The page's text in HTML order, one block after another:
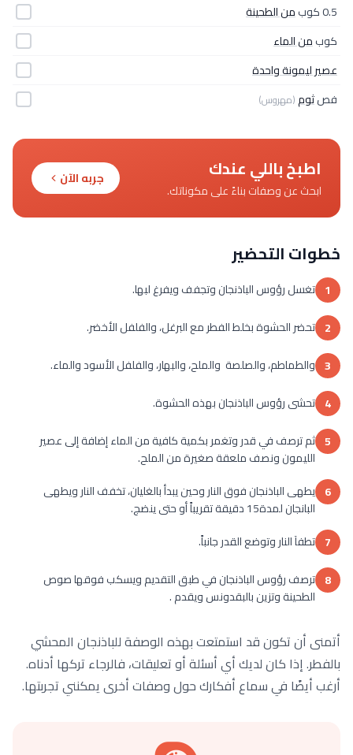
0.5 كوب
من الطحينة
كوبمن الماء
عصير ليمونة واحدة
فصثوم(مهروس)
اطبخ باللي عندك
ابحث عن وصفات بناءً على مكوناتك.
جربه الآن
خطوات التحضير
1 تغسل رؤوس الباذنجان وتجفف ويفرغ لبها.
2 تحضر الحشوة بخلط الفطر مع البرغل، والفلفل الأخضر.
3 والطماطم، والصلصة والملح، والبهار، والفلفل الأسود والماء.
4 تحشى رؤوس الباذنجان بهذه الحشوة.
5 ثم ترصف في قدر وتغمر بكمية كافية من الماء إضافة إلى عصير
الليمون ونصف ملعقة صغيرة من الملح.
6 يطهى الباذنجان فوق النار وحين يبدأ بالغليان، تخفف النار ويطهى
البانجان لمدة15 دقيقة تقريباً أو حتى ينضج.
7 تطفآ النار وتوضع القدر جانباً.
8 ترصف رؤوس الباذنجان في طبق التقديم ويسكب فوقها صوص
الطحينة وتزين بالبقدونس ويقدم .
أتمنى أن تكون قد استمتعت بهذه الوصفة للباذنجان المحشي
بالفطر. إذا كان لديك أي أسئلة أو تعليقات، فالرجاء تركها أدناه.
أرغب أيضًا في سماع أفكارك حول وصفات أخرى يمكنني تجربتها.